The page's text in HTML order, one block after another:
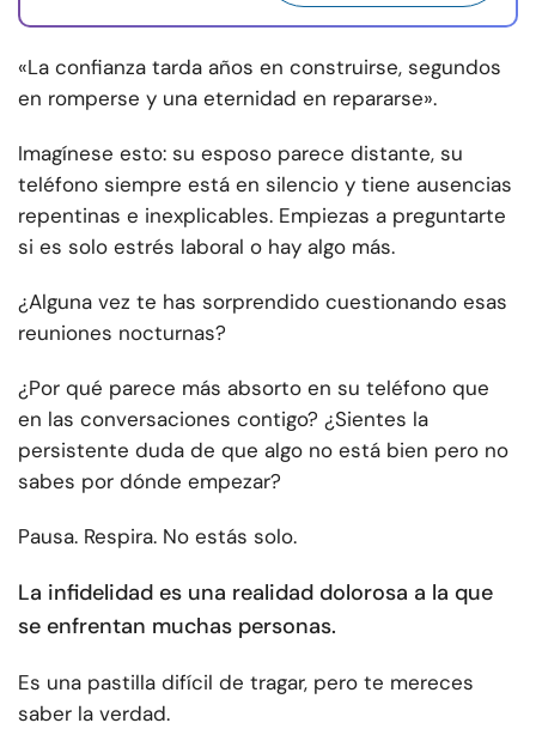
«La confianza tarda años en construirse, segundos
en romperse y una eternidad en repararse».
Imagínese esto: su esposo parece distante, su
teléfono siempre está en silencio y tiene ausencias
repentinas e inexplicables. Empiezas a preguntarte
si es solo estrés laboral o hay algo más.
¿Alguna vez te has sorprendido cuestionando esas
reuniones nocturnas?
¿Por qué parece más absorto en su teléfono que
en las conversaciones contigo? ¿Sientes la
persistente duda de que algo no está bien pero no
sabes por dónde empezar?
Pausa. Respira. No estás solo.
La infidelidad es una realidad dolorosa a la que
se enfrentan muchas personas.
Es una pastilla difícil de tragar, pero te mereces
saber la verdad.